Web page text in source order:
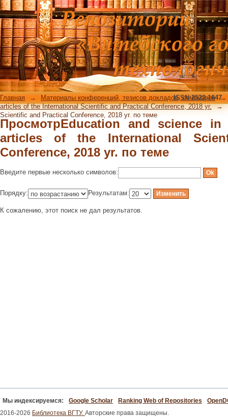
ПросмотрEducation and science in
Scientific and Practical Conference,
Главная → Материалы конференций, тезисов докладов, семинаров →
articles of the International Scientific and Practical Conference, 2018 yr. →
Scientific and Practical Conference, 2018 yr. по теме
ISSN 2522-1647
ПросмотрEducation and science
articles of the International
Conference, 2018 yr. по теме
Введите первые несколько символов:
Порядку: Результатам:
К сожалению, этот поиск не дал результатов.
Мы индексируемся: Google Scholar Ranking Web of Repositories
2016-2026 Библиотека ВГТУ. Авторские права защищены.